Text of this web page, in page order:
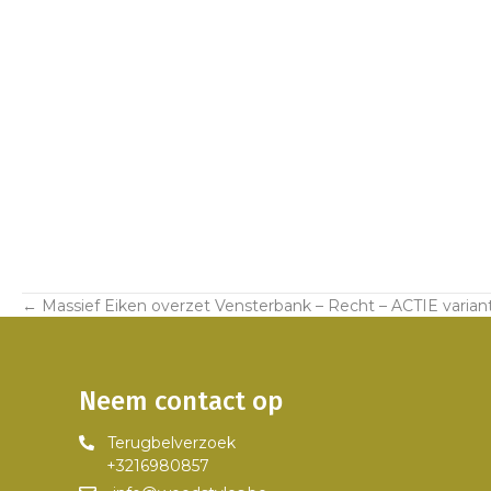
Posts
← Massief Eiken overzet Vensterbank – Recht – ACTIE
Neem contact op
Terugbelverzoek
+3216980857